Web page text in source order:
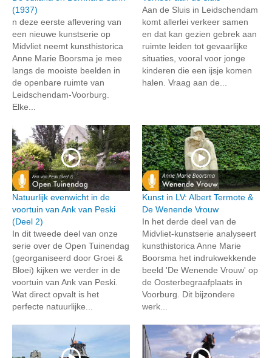
(1937)
n deze eerste aflevering van
een nieuwe kunstserie op
Midvliet neemt kunsthistorica
Anne Marie Boorsma je mee
langs de mooiste beelden in
de openbare ruimte van
Leidschendam-Voorburg.
Elke...
Aan de Sluis in Leidschendam
komt allerlei verkeer samen
en dat kan gezien gebrek aan
ruimte leiden tot gevaarlijke
situaties, vooral voor jonge
kinderen die een ijsje komen
halen. Vraag aan de...
Natuurlijk evenwicht in de
voortuin van Ank van Peski
(Deel 2)
In dit tweede deel van onze
serie over de Open Tuinendag
(georganiseerd door Groei &
Bloei) kijken we verder in de
voortuin van Ank van Peski.
Wat direct opvalt is het
perfecte natuurlijke...
Kunst in LV: Albert Termote &
De Wenende Vrouw
In het derde deel van de
Midvliet-kunstserie analyseert
kunsthistorica Anne Marie
Boorsma het indrukwekkende
beeld 'De Wenende Vrouw' op
de Oosterbegraafplaats in
Voorburg. Dit bijzondere
werk...